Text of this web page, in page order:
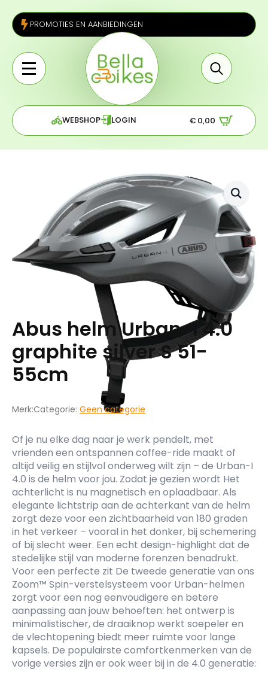
PROMOTIES EN AANBIEDINGEN
for:
WEBSHOP LOGIN € 0,00
Abus helm Urban-I 4.0
graphite silver S 51-
55cm
Merk:Categorie: Geen categorie
Of je nu elke dag naar je werk pendelt, met
vrienden een ontspannen coffee-ride maakt of
altijd veilig en stijlvol onderweg wilt zijn – de Urban-I
4.0 is de helm voor jou. Zodat je gezien wordt Het
achterlicht is nu magnetisch en oplaadbaar. Als
elegante lichtstrip aan de achterkant van de helm
zorgt deze voor een zichtbaarheid van 180 graden
in het verkeer – vooral in het donker, bij schemering
of bij slecht weer. Een echt design-highlight dat de
stedelijke stijl van moderne forenzen benadrukt.
Voor een perfecte zit De tweede generatie van ons
Zoom™ Spin-verstelsysteem voor Urban-helmen
zorgt voor een nog eenvoudigere en betere
aanpassing aan jouw behoeften: het ontwerp is
minimalistischer, de draaiknop werkt soepeler en
de vlechtopening biedt meer ruimte voor lange
kapsels. De populairste comfortkenmerken van de
vorige versies zijn er ook weer bij in de 4.0 generatie: